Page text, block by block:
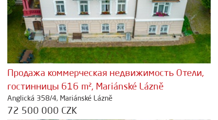
Продажа коммерческая недвижимость Отели,
гостинницы 616 m², Mariánské Lázně
Anglická 358/4, Mariánské Lázně
72 500 000 CZK